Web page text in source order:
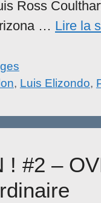
Ross
… Lire la
, Luis Elizondo,
! #2 –